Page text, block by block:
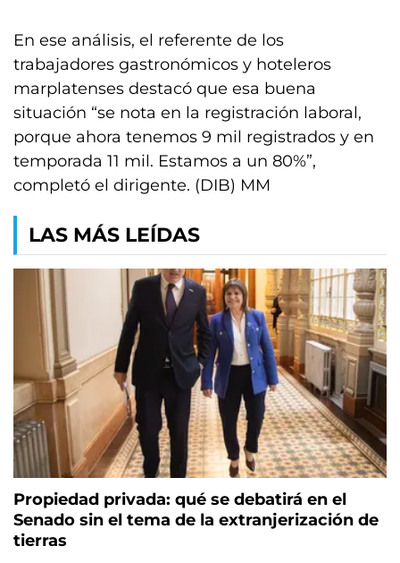
En ese análisis, el referente de los
trabajadores gastronómicos y hoteleros
marplatenses destacó que esa buena
situación “se nota en la registración laboral,
porque ahora tenemos 9 mil registrados y en
temporada 11 mil. Estamos a un 80%”,
completó el dirigente. (DIB) MM
LAS MÁS LEÍDAS
Propiedad privada: qué se debatirá en el
Senado sin el tema de la extranjerización de
tierras